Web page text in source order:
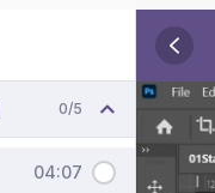
0/5
04:07